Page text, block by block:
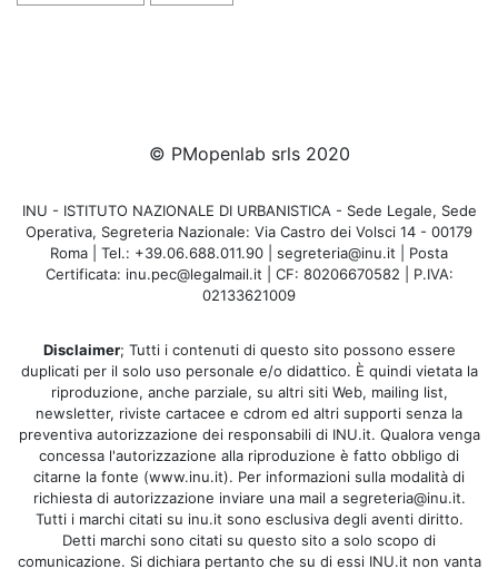
© PMopenlab srls 2020
INU - ISTITUTO NAZIONALE DI URBANISTICA - Sede Legale, Sede
Operativa, Segreteria Nazionale: Via Castro dei Volsci 14 - 00179
Roma | Tel.: +39.06.688.011.90 | segreteria@inu.it | Posta
Certificata: inu.pec@legalmail.it | CF: 80206670582 | P.IVA:
02133621009
Disclaimer; Tutti i contenuti di questo sito possono essere
duplicati per il solo uso personale e/o didattico. È quindi vietata la
riproduzione, anche parziale, su altri siti Web, mailing list,
newsletter, riviste cartacee e cdrom ed altri supporti senza la
preventiva autorizzazione dei responsabili di INU.it. Qualora venga
concessa l'autorizzazione alla riproduzione è fatto obbligo di
citarne la fonte (www.inu.it). Per informazioni sulla modalità di
richiesta di autorizzazione inviare una mail a segreteria@inu.it.
Tutti i marchi citati su inu.it sono esclusiva degli aventi diritto.
Detti marchi sono citati su questo sito a solo scopo di
comunicazione. Si dichiara pertanto che su di essi INU.it non vanta